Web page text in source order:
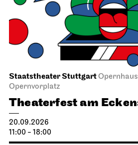
Staatstheater Stuttgart
Opernvorplatz
Theaterfest am
20.09.2026
11:00 - 18:00